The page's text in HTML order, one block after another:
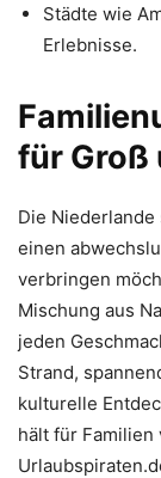
Städte wie
Erlebnisse.
für Groß
Die
einen
verbringen
Mischung aus
jeden
Strand,
kulturelle
hält für